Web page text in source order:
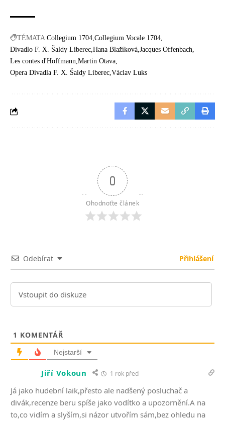
TÉMATA Collegium 1704 Collegium Vocale 1704
Divadlo F. X. Šaldy Liberec Hana Blažíková Jacques Offenbach
Les contes d'Hoffmann Martin Otava
Opera Divadla F. X. Šaldy Liberec Václav Luks
0
Ohodnoťte článek
Odebírat Přihlášení
1 KOMENTÁŘ
Nejstarší
Jiří Vokoun 1 rok před
Já jako hudební laik,přesto ale nadšený posluchač a
divák,recenze beru spíše jako vodítko a upozornění.A na
to,co vidím a slyším,si názor utvořím sám,bez ohledu na